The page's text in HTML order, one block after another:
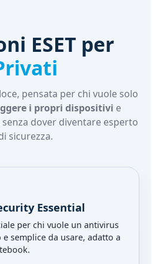
ESET per
pensata per chi vuole solo
i propri dispositivi e
dover diventare esperto
sicurezza.
Essential
per chi vuole un antivirus
semplice da usare, adatto a